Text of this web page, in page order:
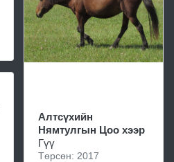
Алтсүхийн
Нямтулгын Цоо хээр
Гүү
Төрсөн: 2017